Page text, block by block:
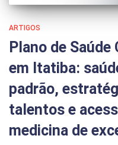
ARTIGOS
Plano de
em Itatiba:
padrão,
talentos e
medicina de